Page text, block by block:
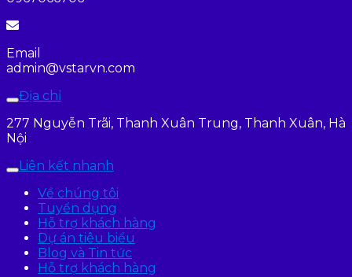
Email
admin@vstarvn.com
Địa chỉ
277 Nguyễn Trãi, Thanh Xuân Trung, Thanh Xuân, Hà
Nội
Liên kết nhanh
Về chúng tôi
Tuyển dụng
Hỗ trợ khách hàng
Dự án tiêu biểu
Blog và Tin tức
Hỗ trợ khách hàng